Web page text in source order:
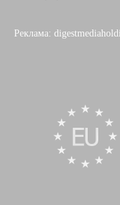
Реклама: